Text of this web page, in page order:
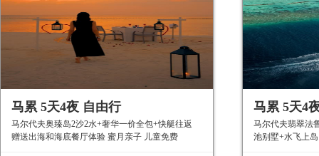
马累 5天4夜 自由行
马尔代夫奥臻岛2沙2水+奢华一价全包+快艇往返
赠送出海和海底餐厅体验 蜜月亲子 儿童免费
马累 5天4
马尔代夫翡翠法
池别墅+水飞上